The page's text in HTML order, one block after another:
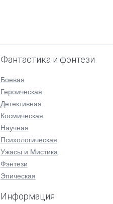
Фантастика и фэнтези
Боевая
Героическая
Детективная
Космическая
Научная
Психологическая
Ужасы и Мистика
Фэнтези
Эпическая
Информация